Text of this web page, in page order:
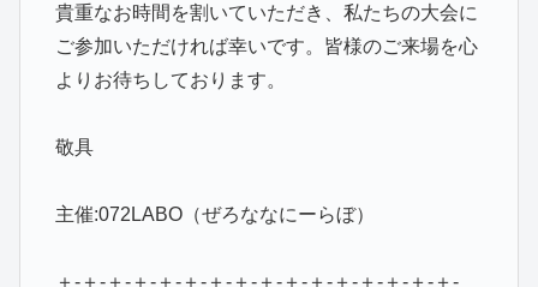
貴重なお時間を割いていただき、私たちの大会に
ご参加いただければ幸いです。皆様のご来場を心
よりお待ちしております。
敬具
主催:072LABO（ぜろななにーらぼ）
＋-＋-＋-＋-＋-＋-＋-＋-＋-＋-＋-＋-＋-＋-＋-＋-